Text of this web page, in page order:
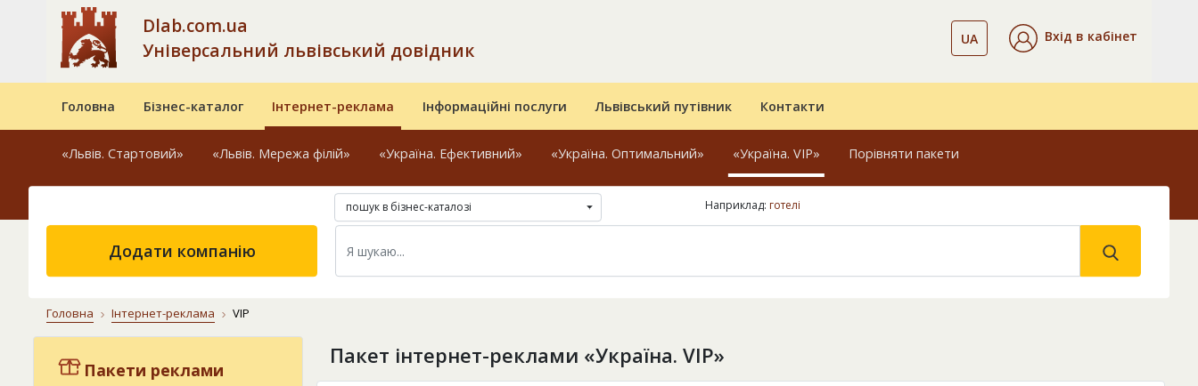
Dlab.com.ua
Універсальний львівський довідник
UA Вхід в кабінет
Головна Бізнес-каталог Інтернет-реклама Інформаційні послуги Львівський путівник Контакти
«Львів. Стартовий» «Львів. Мережа філій» «Україна. Ефективний» «Україна. Оптимальний» «Україна. VIP» Порівняти пакети
пошук в бізнес-каталозі Наприклад: готелі
Додати компанію
Головна Інтернет-реклама VIP
Пакети реклами
Пакет інтернет-реклами «Україна. VIP»